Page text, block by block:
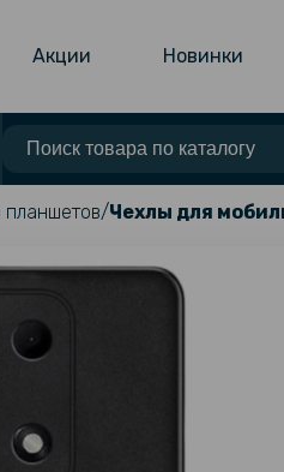
Акции Новинки
Чехлы для